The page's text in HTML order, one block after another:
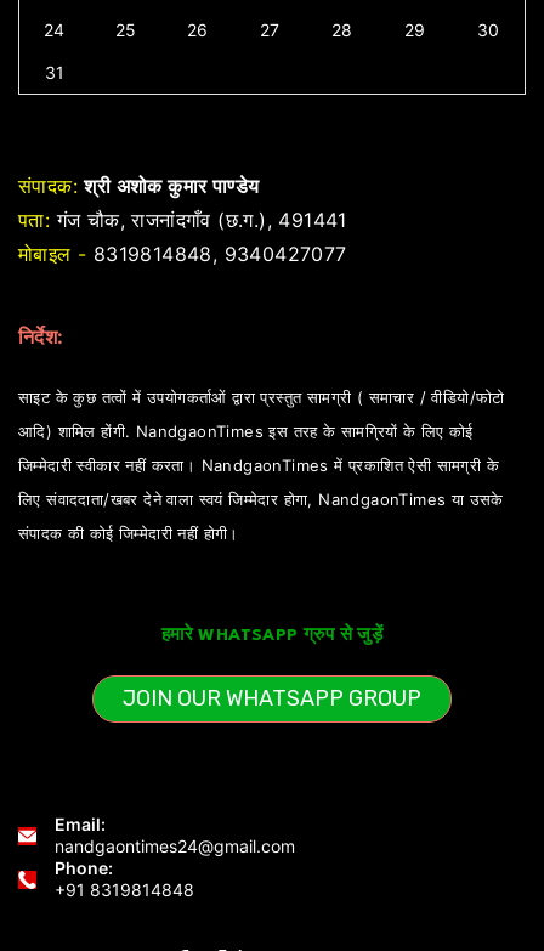
24 25 26 27 28 29 30
31
संपादक: श्री अशोक कुमार पाण्डेय
पता: गंज चौक, राजनांदगाँव (छ.ग.), 491441
मोबाइल - 8319814848, 9340427077
निर्देश:
साइट के कुछ तत्वों में उपयोगकर्ताओं द्वारा प्रस्तुत सामग्री ( समाचार / वीडियो/फोटो
आदि) शामिल होंगी. NandgaonTimes इस तरह के सामग्रियों के लिए कोई
जिम्मेदारी स्वीकार नहीं करता। NandgaonTimes में प्रकाशित ऐसी सामग्री के
लिए संवाददाता/खबर देने वाला स्वयं जिम्मेदार होगा, NandgaonTimes या उसके
संपादक की कोई जिम्मेदारी नहीं होगी।
हमारे WHATSAPP ग्रुप से जुड़ें
JOIN OUR WHATSAPP GROUP
Email:
nandgaontimes24@gmail.com
Phone:
+91 8319814848